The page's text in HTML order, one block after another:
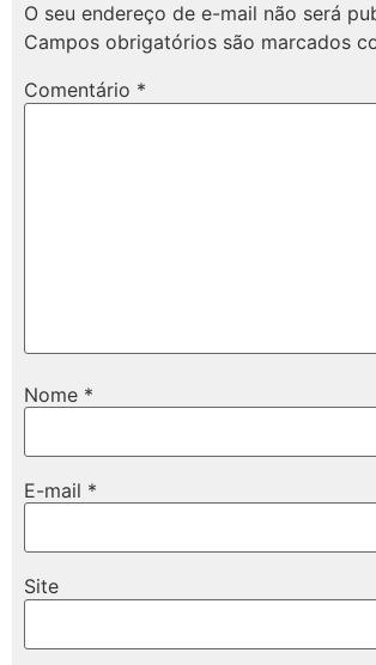
O seu endereço de e-mail não será
Campos obrigatórios são marcados
Comentário *
Nome *
E-mail *
Site